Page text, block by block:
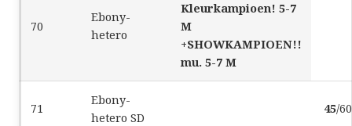
70
Ebony-
hetero
Kleurkampioen! 5-7
M
+SHOWKAMPIOEN!!
mu. 5-7 M
71
Ebony-
hetero SD
45/